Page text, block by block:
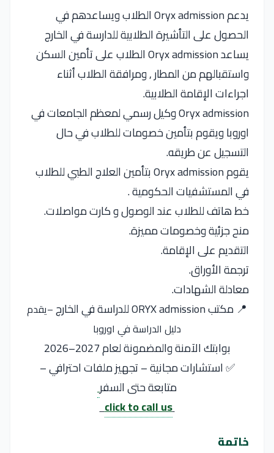
يدعم Oryx admission الطلاب ويساعدهم في
الحصول على التأشيرة الطلابية للدارسة في الخارج
يساعد Oryx admission الطلاب على تأمين السكن
واستقبالهم من المطار , ومرافقة الطلاب أثناء
اجراءات الإقامة الطلابية.
Oryx admission وكيل رسمي لمعظم الجامعات في
اوروبا ويقوم بتأمين خصومات للطلاب في حال
التسجيل عن طريقه.
يقوم Oryx admission بتأمين العلاج الطبي للطلاب
في المستشفيات الحكومية .
خط هاتف للطلاب عند الوصول و كارت مواصلات.
منح جزئية وخصومات مميزة.
التقديم على الإقامة.
ترجمة الأوراق.
معادلة الشهادات.
📍 مكتب ORYX admission للدراسة في الخارج
–يقدم
دليل الدراسة في اوروبا
بوابتك الآمنة والمضمونة لعام 2027–2026
✅ استشارات مجانية – تجهيز ملفات احترافي –
متابعة حتى السفر
click to call us
خاتمة